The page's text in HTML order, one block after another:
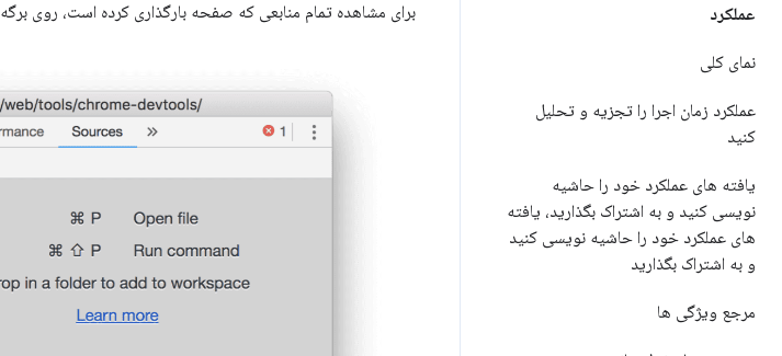
عملکرد
نمای کلی
عملکرد زمان اجرا را تجزیه و تحلیل
کنید
یافته های عملکرد خود را حاشیه
نویسی کنید و به اشتراک بگذارید، یافته
های عملکرد خود را حاشیه نویسی کنید
و به اشتراک بگذارید
مرجع ویژگی ها
برای مشاهده تمام منابعی که صفحه بارگذاری کرده است، روی برگه